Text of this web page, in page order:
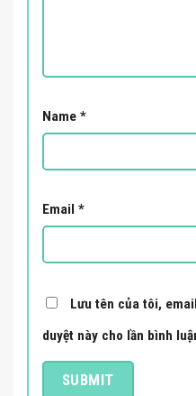
Name *
Email *
Lưu tên của tôi,
duyệt này cho lần bình